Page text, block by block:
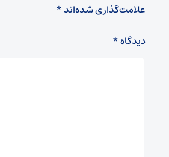
علامت‌گذاری شده‌اند*
دیدگاه*